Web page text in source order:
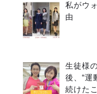
私がウ
由
生徒様
後、“運
続けた